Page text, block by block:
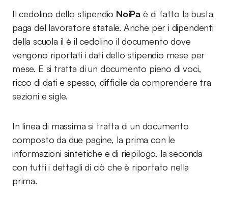
Il cedolino dello stipendio NoiPa è di fatto la busta
paga del lavoratore statale. Anche per i dipendenti
della scuola il è il cedolino il documento dove
vengono riportati i dati dello stipendio mese per
mese. E si tratta di un documento pieno di voci,
ricco di dati e spesso, difficile da comprendere tra
sezioni e sigle.
In linea di massima si tratta di un documento
composto da due pagine, la prima con le
informazioni sintetiche e di riepilogo, la seconda
con tutti i dettagli di ciò che è riportato nella
prima.